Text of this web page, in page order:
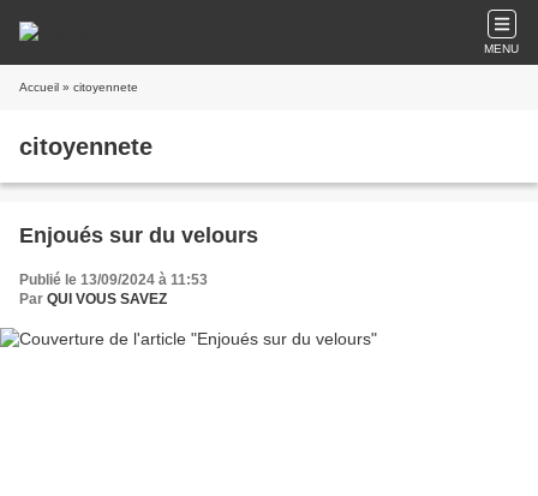
MENU
Accueil » citoyennete
citoyennete
Enjoués sur du velours
Publié le 13/09/2024 à 11:53
Par QUI VOUS SAVEZ